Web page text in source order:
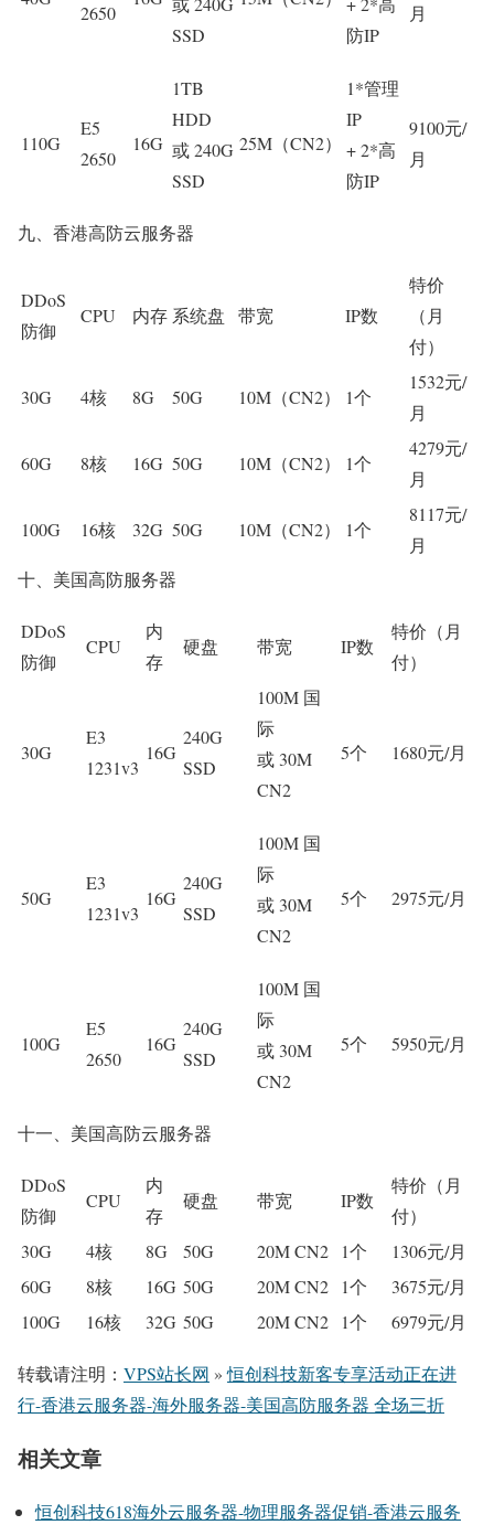
2650
SSD
防IP
月
110G
E5
2650
16G
1TB
HDD
或 240G
SSD
25M（CN2）
1*管理
IP
+ 2*高
防IP
9100元/
月
九、香港高防云服务器
DDoS
防御
CPU 内存 系统盘 带宽 IP数
特价
（月
付）
30G 4核 8G 50G 10M（CN2） 1个
1532元/
月
60G 8核 16G 50G 10M（CN2） 1个
4279元/
月
100G 16核 32G 50G 10M（CN2） 1个
8117元/
月
十、美国高防服务器
DDoS
防御
CPU
内
存
硬盘 带宽 IP数
特价（月
付）
30G
E3
1231v3
16G
240G
SSD
100M 国
际
或 30M
CN2
5个 1680元/月
50G
E3
1231v3
16G
240G
SSD
100M 国
际
或 30M
CN2
5个 2975元/月
100G
E5
2650
16G
240G
SSD
100M 国
际
或 30M
CN2
5个 5950元/月
十一、美国高防云服务器
DDoS
防御
CPU
内
存
硬盘 带宽 IP数
特价（月
付）
30G
4核 8G 50G 20M CN2 1个
1306元/月
60G
8核 16G 50G 20M CN2 1个
3675元/月
100G
16核 32G 50G 20M CN2 1个 6979元/月
转载请注明： VPS站长网 »恒创科技新客专享活动正在进
行-香港云服务器-海外服务器-美国高防服务器 全场三折
相关文章
恒创科技618海外云服务器-物理服务器促销-香港云服务